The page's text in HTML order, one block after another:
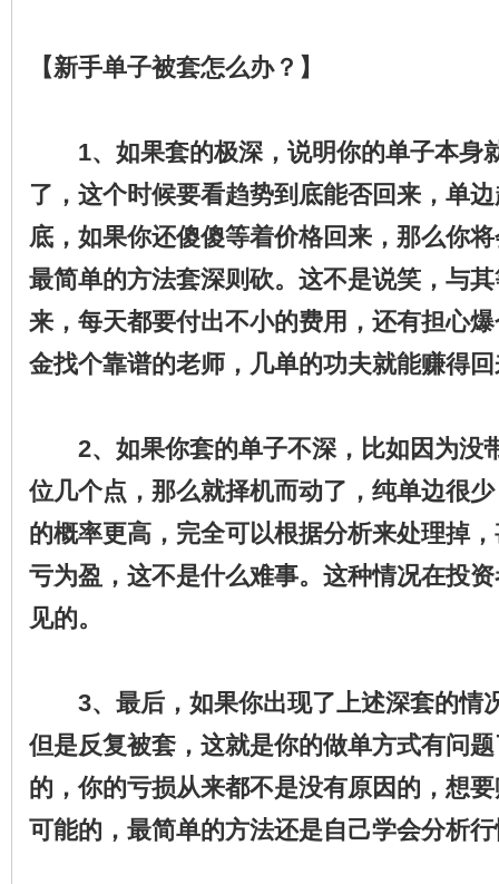
【新手单子被套怎么办？】
1、如果套的极深，说明你的单子本身
了，这个时候要看趋势到底能否回来，单
底，如果你还傻傻等着价格回来，那么你
最简单的方法套深则砍。这不是说笑，与
来，每天都要付出不小的费用，还有担心
金找个靠谱的老师，几单的功夫就能赚得
2、如果你套的单子不深，比如因为没
位几个点，那么就择机而动了，纯单边很
的概率更高，完全可以根据分析来处理掉
亏为盈，这不是什么难事。这种情况在投
见的。
3、最后，如果你出现了上述深套的情
但是反复被套，这就是你的做单方式有问
的，你的亏损从来都不是没有原因的，想
可能的，最简单的方法还是自己学会分